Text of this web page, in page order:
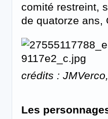
comité restreint,
de quatorze ans,
crédits :
Les